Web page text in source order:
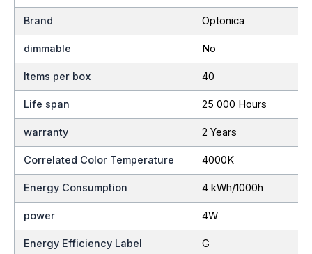
Brand Optonica
dimmable No
Items per box 40
Life span 25 000 Hours
warranty 2 Years
Correlated Color Temperature 4000K
Energy Consumption 4 kWh/1000h
power 4W
Energy Efficiency Label G